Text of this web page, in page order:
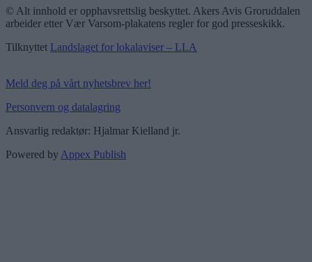
© Alt innhold er opphavsrettslig beskyttet. Akers Avis Groruddalen
arbeider etter Vær Varsom-plakatens regler for god presseskikk.
Tilknyttet Landslaget for lokalaviser – LLA
Meld deg på vårt nyhetsbrev her!
Personvern og datalagring
Ansvarlig redaktør: Hjalmar Kielland jr.
Powered by Appex Publish